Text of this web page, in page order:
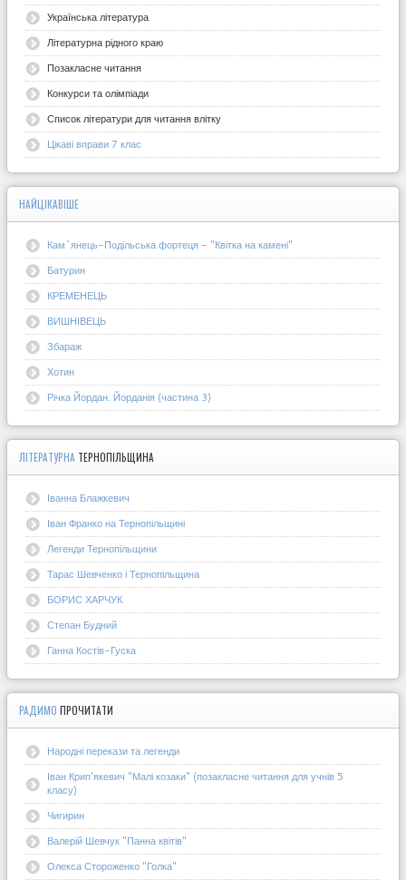
Українська література
Літературна рідного краю
Позакласне читання
Конкурси та олімпіади
Список літератури для читання влітку
Цікаві вправи 7 клас
НАЙЦІКАВІШЕ
Кам`янець-Подільська фортеця - "Квітка на камені"
Батурин
КРЕМЕНЕЦЬ
ВИШНІВЕЦЬ
Збараж
Хотин
Річка Йордан. Йорданія (частина 3)
ЛІТЕРАТУРНА ТЕРНОПІЛЬЩИНА
Іванна Блажкевич
Іван Франко на Тернопільщині
Легенди Тернопільщини
Тарас Шевченко і Тернопільщина
БОРИС ХАРЧУК
Степан Будний
Ганна Костів-Гуска
РАДИМО ПРОЧИТАТИ
Народні перекази та легенди
Іван Крип'якевич "Малі козаки" (позакласне читання для учнів 5
класу)
Чигирин
Валерій Шевчук "Панна квітів"
Олекса Стороженко "Голка"